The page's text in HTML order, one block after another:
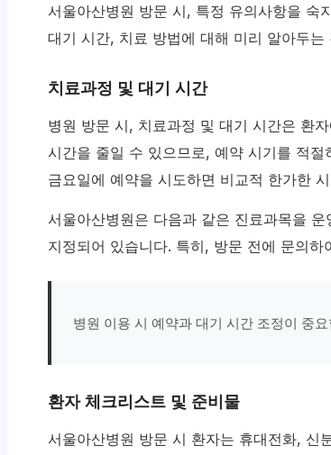
서울아산병원 방문 시, 특정 유의사항을 숙
대기 시간, 치료 방법에 대해 미리 알아두
치료과정 및 대기 시간
병원 방문 시, 치료과정 및 대기 시간은 환
시간을 줄일 수 있으므로, 예약 시기를 적
금요일에 예약을 시도하면 비교적 한가한
서울아산병원은 다음과 같은 진료과목을
지정되어 있습니다. 특히, 방문 전에 문의
병원 이용 시 예약과 대기 시간 조정이 중
환자 체크리스트 및 준비물
서울아산병원 방문 시 환자는 휴대전화, 신